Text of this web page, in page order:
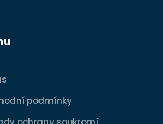
podmínky